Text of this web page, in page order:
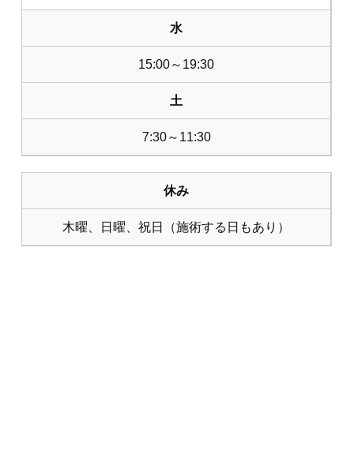
水
15:00～19:30
土
7:30～11:30
休み
木曜、日曜、祝日（施術する日もあり）